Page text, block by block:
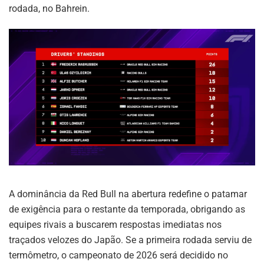
rodada, no Bahrein.
A dominância da Red Bull na abertura redefine o patamar
de exigência para o restante da temporada, obrigando as
equipes rivais a buscarem respostas imediatas nos
traçados velozes do Japão. Se a primeira rodada serviu de
termômetro, o campeonato de 2026 será decidido no